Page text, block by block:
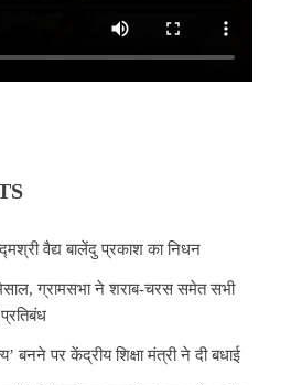
वैद्य बालेंदु प्रकाश का निधन
ग्रामसभा ने शराब-चरस समेत सभी
बनने पर केंद्रीय शिक्षा मंत्री ने दी बधाई